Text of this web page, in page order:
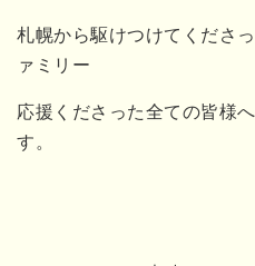
札幌から駆けつけてくださ
ァミリー
応援くださった全ての皆様
す。